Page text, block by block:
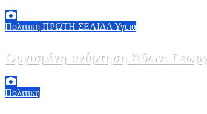
Πολιτικη ΠΡΩΤΗ ΣΕΛΙΔΑ Υγεια
Οργισμένη ανάρτηση Άδωνι
Πολιτικη